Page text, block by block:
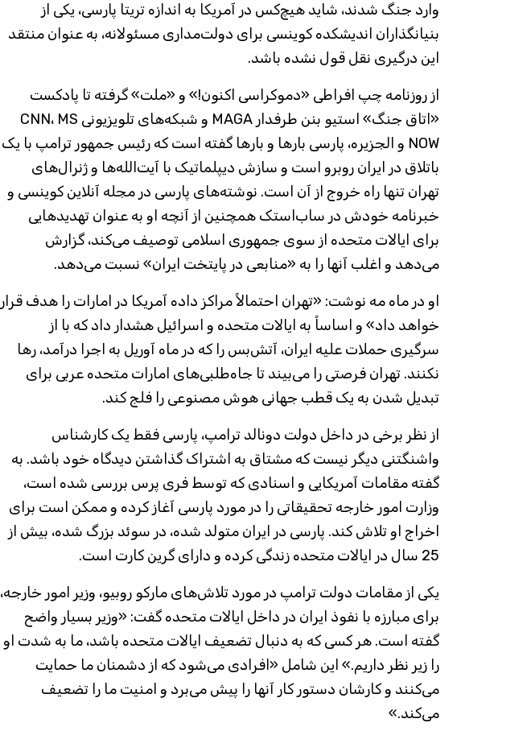
وارد جنگ شدند، شاید هیچ‌کس در آمریکا به اندازه تریتا پارسی، یکی از
بنیانگذاران اندیشکده کوینسی برای دولت‌مداری مسئولانه، به عنوان منتقد
این درگیری نقل قول نشده باشد.
از روزنامه چپ افراطی «دموکراسی اکنون!» و «ملت» گرفته تا پادکست
«اتاق جنگ» استیو بنن طرفدار MAGA و شبکه‌های تلویزیونی CNN، MS
NOW و الجزیره، پارسی بارها و بارها گفته است که رئیس جمهور ترامپ با یک
باتلاق در ایران روبرو است و سازش دیپلماتیک با آیت‌الله‌ها و ژنرال‌های
تهران تنها راه خروج از آن است. نوشته‌های پارسی در مجله آنلاین کوینسی و
خبرنامه خودش در ساب‌استک همچنین از آنچه او به عنوان تهدیدهایی
برای ایالات متحده از سوی جمهوری اسلامی توصیف می‌کند، گزارش
می‌دهد و اغلب آنها را به «منابعی در پایتخت ایران» نسبت می‌دهد.
او در ماه مه نوشت: «تهران احتمالاً مراکز داده آمریکا در امارات را هدف قرار
خواهد داد» و اساساً به ایالات متحده و اسرائیل هشدار داد که با از
سرگیری حملات علیه ایران، آتش‌بس را که در ماه آوریل به اجرا درآمد، رها
نکنند. تهران فرصتی را می‌بیند تا جاه‌طلبی‌های امارات متحده عربی برای
تبدیل شدن به یک قطب جهانی هوش مصنوعی را فلج کند.
از نظر برخی در داخل دولت دونالد ترامپ، پارسی فقط یک کارشناس
واشنگتنی دیگر نیست که مشتاق به اشتراک گذاشتن دیدگاه خود باشد. به
گفته مقامات آمریکایی و اسنادی که توسط فری پرس بررسی شده است،
وزارت امور خارجه تحقیقاتی را در مورد پارسی آغاز کرده و ممکن است برای
اخراج او تلاش کند. پارسی در ایران متولد شده، در سوئد بزرگ شده، بیش از
25 سال در ایالات متحده زندگی کرده و دارای گرین کارت است.
یکی از مقامات دولت ترامپ در مورد تلاش‌های مارکو روبیو، وزیر امور خارجه،
برای مبارزه با نفوذ ایران در داخل ایالات متحده گفت: «وزیر بسیار واضح
گفته است. هر کسی که به دنبال تضعیف ایالات متحده باشد، ما به شدت او
را زیر نظر داریم.» این شامل «افرادی می‌شود که از دشمنان ما حمایت
می‌کنند و کارشان دستور کار آنها را پیش می‌برد و امنیت ما را تضعیف
می‌کند.»